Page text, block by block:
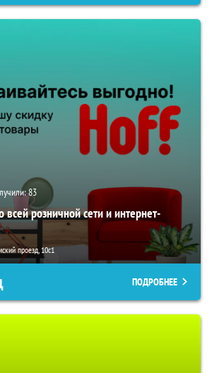
83
розничной сети и интернет-
проезд, 10с1
ПОДРОБНЕЕ